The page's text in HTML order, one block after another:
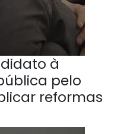
à
pelo
reformas